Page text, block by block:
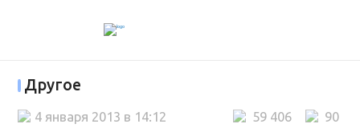
Другое
90
59 406
4 января 2013 в 14:12